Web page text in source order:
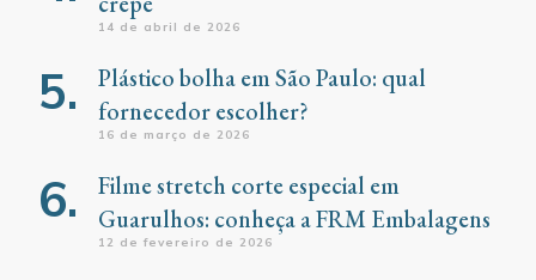
14 de abril de 2026
Plástico bolha em São Paulo: qual
fornecedor escolher?
16 de março de 2026
Filme stretch corte especial em
Guarulhos: conheça a FRM Embalagens
12 de fevereiro de 2026